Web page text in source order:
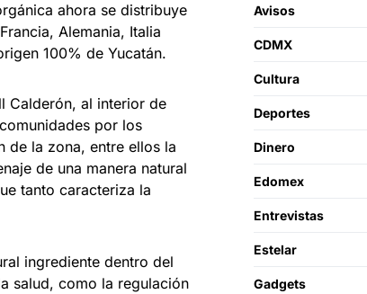
ahora se distribuye
Alemania, Italia
100% de Yucatán.
Calderón, al interior de
por los
de la zona, entre ellos la
de una manera natural
tanto caracteriza la
ingrediente dentro del
salud, como la regulación
Avisos
CDMX
Cultura
Deportes
Dinero
Edomex
Entrevistas
Estelar
Gadgets